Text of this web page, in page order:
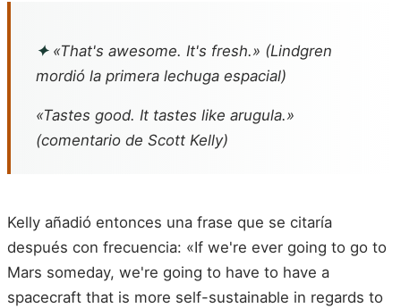
✦«That's awesome. It's fresh.» (Lindgren
mordió la primera lechuga espacial)
«Tastes good. It tastes like arugula.»
(comentario de Scott Kelly)
Kelly añadió entonces una frase que se citaría
después con frecuencia: «If we're ever going to go to
Mars someday, we're going to have to have a
spacecraft that is more self-sustainable in regards to